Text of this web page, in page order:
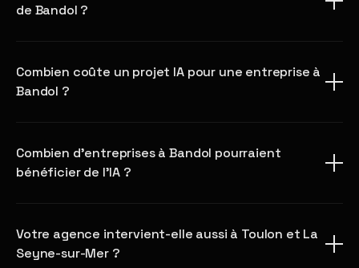
de Bandol ?
Combien coûte un projet IA pour une entreprise à
Bandol ?
Combien d'entreprises à Bandol pourraient
bénéficier de l'IA ?
Votre agence intervient-elle aussi à Toulon et La
Seyne-sur-Mer ?